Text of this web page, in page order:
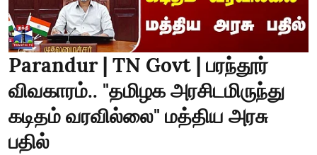
Parandur | TN Govt | பரந்தூர்
விவகாரம்.. "தமிழக அரசிடமிருந்து
கடிதம் வரவில்லை" மத்திய அரசு
பதில்